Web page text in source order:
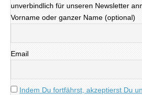
unverbindlich für unseren Newsletter
Vorname oder ganzer Name (optional)
Email
Indem Du fortfährst, akzeptierst Du